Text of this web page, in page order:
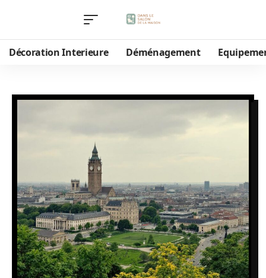
Décoration Interieure Déménagement